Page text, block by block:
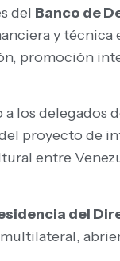
del Banco de
y técnica
promoción
los delegados
proyecto de
entre
del